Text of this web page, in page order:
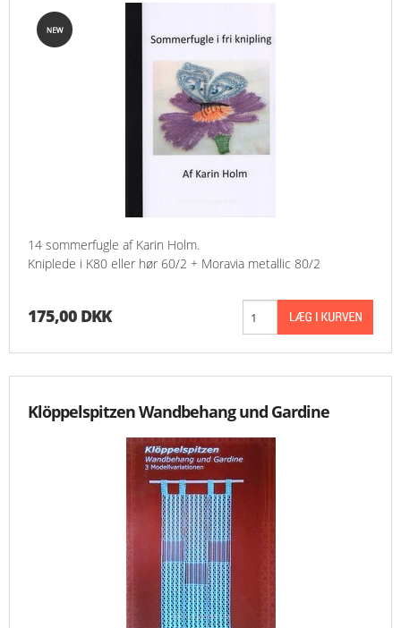
14 sommerfugle af Karin Holm.
Kniplede i K80 eller hør 60/2 + Moravia metallic 80/2
175,00 DKK
Klöppelspitzen Wandbehang und Gardine